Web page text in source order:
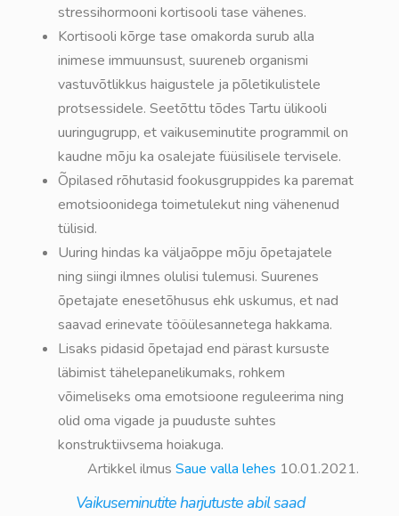
stressihormooni kortisooli tase vähenes.
Kortisooli kõrge tase omakorda surub alla
inimese immuunsust, suureneb organismi
vastuvõtlikkus haigustele ja põletikulistele
protsessidele. Seetõttu tõdes Tartu ülikooli
uuringugrupp, et vaikuseminutite programmil on
kaudne mõju ka osalejate füüsilisele tervisele.
Õpilased rõhutasid fookusgruppides ka paremat
emotsioonidega toimetulekut ning vähenenud
tülisid.
Uuring hindas ka väljaõppe mõju õpetajatele
ning siingi ilmnes olulisi tulemusi. Suurenes
õpetajate enesetõhusus ehk uskumus, et nad
saavad erinevate tööülesannetega hakkama.
Lisaks pidasid õpetajad end pärast kursuste
läbimist tähelepanelikumaks, rohkem
võimeliseks oma emotsioone reguleerima ning
olid oma vigade ja puuduste suhtes
konstruktiivsema hoiakuga.
Artikkel ilmus Saue valla lehes 10.01.2021.
Vaikuseminutite harjutuste abil saad